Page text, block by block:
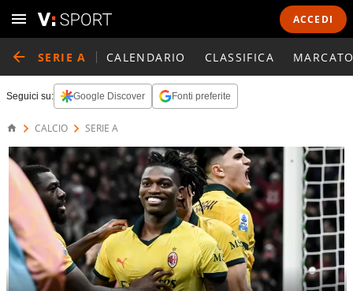
ACCEDI
SERIE A CALENDARIO CLASSIFICA
Seguici su: Google Discover Fonti preferite
CALCIO SERIE A